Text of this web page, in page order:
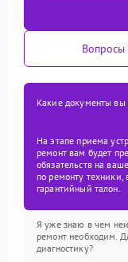
Вопросы
Какие документы вы
На этапе приема
ремонт вам будет
обязательств на
по ремонту техники,
гарантийный талон.
Я уже знаю в чем
ремонт необходим.
диагностику?